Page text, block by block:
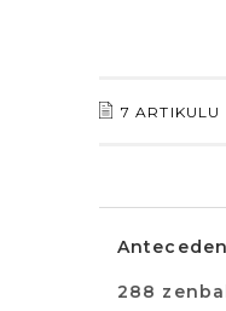
7 ARTIKULU
288